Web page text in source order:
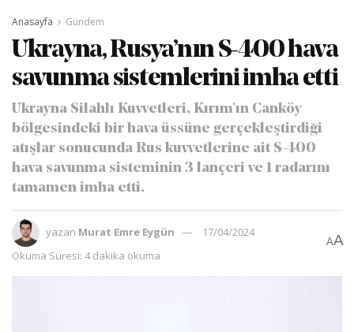
Anasayfa Gündem
Ukrayna, Rusya’nın S-400 hava
savunma sistemlerini imha etti
Ukrayna Silahlı Kuvvetleri, Kırım'ın Canköy
bölgesindeki bir hava üssüne gerçekleştirdiği
atışlar sonucunda Rus kuvvetlerine ait S-400
hava savunma sisteminin 3 lançeri ve 1 radarını
tamamen imha etti.
yazan Murat Emre Eygün
17/04/2024
Okuma Süresi: 4 dakika okuma
AA